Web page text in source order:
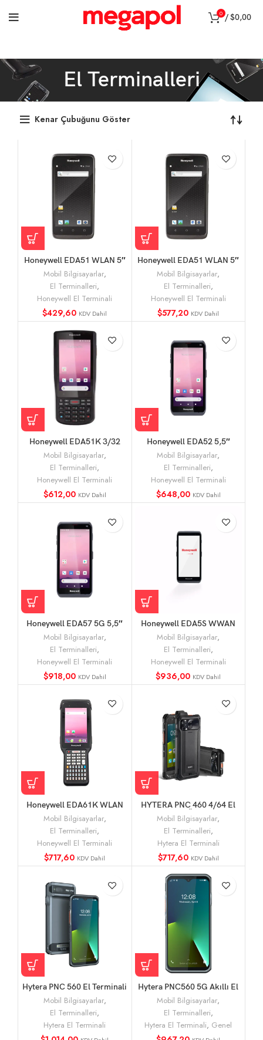
0 /$0,00
El Terminalleri
Kenar Çubuğunu Göster
Honeywell EDA51 WLAN 5″
3601 El Terminali
Mobil Bilgisayarlar,
El Terminalleri,
Honeywell El Terminali
$429,60 KDV Dahil
Honeywell EDA51 WLAN 5″
6603 El Terminali
Mobil Bilgisayarlar,
El Terminalleri,
Honeywell El Terminali
$577,20 KDV Dahil
Honeywell EDA51K 3/32
WLAN 5″ El Terminali
Mobil Bilgisayarlar,
El Terminalleri,
Honeywell El Terminali
$612,00 KDV Dahil
Honeywell EDA52 5,5″
WLAN AND11 El Terminali
Mobil Bilgisayarlar,
El Terminalleri,
Honeywell El Terminali
$648,00 KDV Dahil
Honeywell EDA57 5G 5,5″
WWAN WLAN AND12 El
Terminali
Mobil Bilgisayarlar,
El Terminalleri,
Honeywell El Terminali
$918,00 KDV Dahil
Honeywell EDA5S WWAN
AND11 El Terminali
Mobil Bilgisayarlar,
El Terminalleri,
Honeywell El Terminali
$936,00 KDV Dahil
Honeywell EDA61K WLAN
ANum 6703 El Terminali
Mobil Bilgisayarlar,
El Terminalleri,
Honeywell El Terminali
$717,60 KDV Dahil
HYTERA PNC 460 4/64 El
Terminali Özellikleri
Mobil Bilgisayarlar,
El Terminalleri,
Hytera El Terminali
$717,60 KDV Dahil
Hytera PNC 560 El Terminali
(Barkodlu)
Mobil Bilgisayarlar,
El Terminalleri,
Hytera El Terminali
Hytera PNC560 5G Akıllı El
Terminali ve Bas-Konuş
(PoC) Telsiz
Mobil Bilgisayarlar,
El Terminalleri,
Hytera El Terminali, Genel